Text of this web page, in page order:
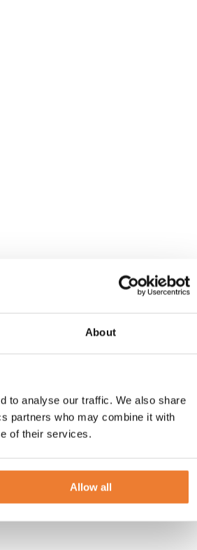
About
to analyse our traffic. We also share
partners who may combine it with
of their services.
Allow all